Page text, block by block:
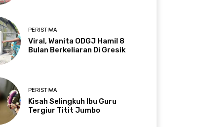
PERISTIWA
Viral, Wanita ODGJ Hamil 8
Bulan Berkeliaran Di Gresik
PERISTIWA
Kisah Selingkuh Ibu Guru
Tergiur Titit Jumbo